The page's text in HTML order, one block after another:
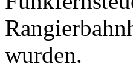
wurden.